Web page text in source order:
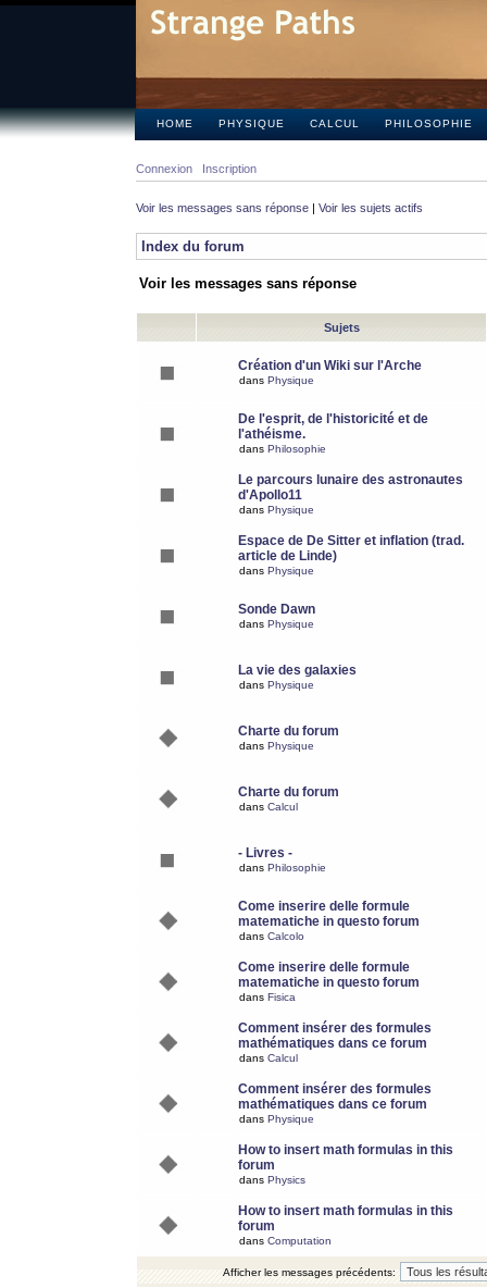
HOME PHYSIQUE CALCUL PHILOSOPHIE
Connexion Inscription
Voir les messages sans réponse | Voir les sujets actifs
Index du forum
Voir les messages sans réponse
Sujets
Création d'un Wiki sur l'Arche
dans Physique
De l'esprit, de l'historicité et de
l'athéisme.
dans Philosophie
Le parcours lunaire des astronautes
d'Apollo11
dans Physique
Espace de De Sitter et inflation (trad.
article de Linde)
dans Physique
Sonde Dawn
dans Physique
La vie des galaxies
dans Physique
Charte du forum
dans Physique
Charte du forum
dans Calcul
- Livres -
dans Philosophie
Come inserire delle formule
matematiche in questo forum
dans Calcolo
Come inserire delle formule
matematiche in questo forum
dans Fisica
Comment insérer des formules
mathématiques dans ce forum
dans Calcul
Comment insérer des formules
mathématiques dans ce forum
dans Physique
How to insert math formulas in this
forum
dans Physics
How to insert math formulas in this
forum
dans Computation
Afficher les messages précédents: